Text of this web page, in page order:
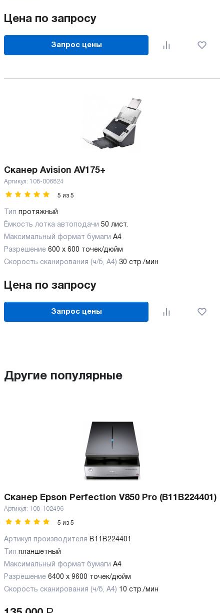
Цена по запросу
Запрос цены
Сканер Avision AV175+
Артикул: 108-006824
5 из 5
Тип протяжный
Ёмкость лотка автоподачи 50 лист.
Максимальный формат бумаги А4
Разрешение 600 x 600 точек/дюйм
Скорость сканирования (ч/б, А4) 30 стр./мин
Цена по запросу
Запрос цены
Другие популярные
Сканер Epson Perfection V850 Pro (B11B224401)
Артикул: 108-102496
5 из 5
Артикул производителя B11B224401
Тип планшетный
Максимальный формат бумаги А4
Разрешение 6400 x 9600 точек/дюйм
Скорость сканирования (ч/б, А4) 10 стр./мин